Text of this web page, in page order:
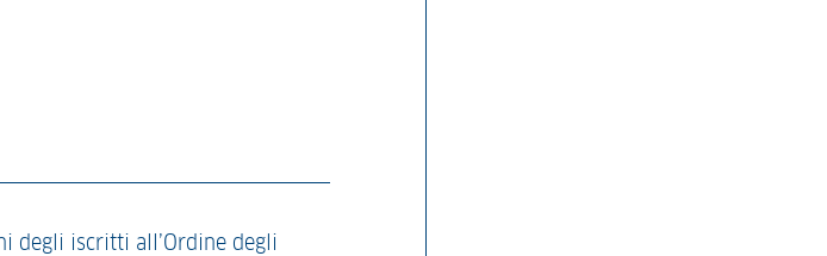
degli iscritti all’Ordine degli